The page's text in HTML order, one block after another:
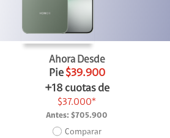
Ahora Desde
Pie $39.900
+18 cuotas de
$37.000*
Antes: $705.900
Comparar